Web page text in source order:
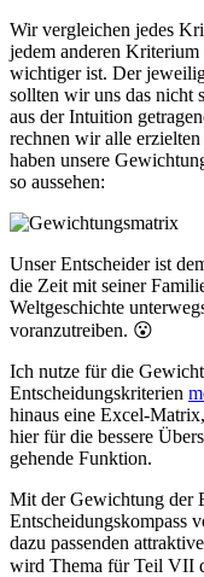
Wir vergleichen jedes
jedem anderen
wichtiger ist. Der
sollten wir uns das nicht
aus der Intuition
rechnen wir alle
haben unsere
so aussehen:
Unser Entscheider ist
die Zeit mit seiner
Weltgeschichte
voranzutreiben. 😮
Ich nutze für die
Entscheidungskriterien
hinaus eine Excel-
hier für die bessere
gehende Funktion.
Mit der Gewichtung der
Entscheidungskompass
dazu passenden
wird Thema für Teil VII